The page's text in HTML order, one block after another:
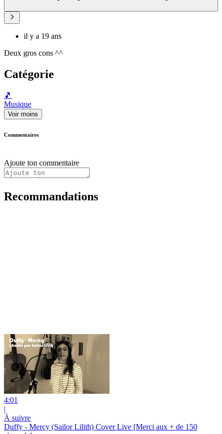
il y a 19 ans
Deux gros cons ^^
Catégorie
🎵
Musique
Voir moins
Commentaires
Ajoute ton commentaire
Recommandations
4:01
|
À suivre
Duffy - Mercy (Sailor Lilith) Cover Live [Merci aux + de 150